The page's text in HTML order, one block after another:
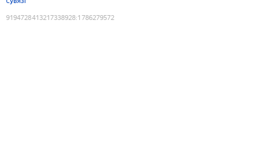
9194728413217338928:1786279572